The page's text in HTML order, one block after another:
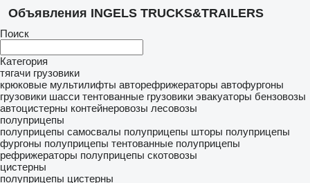
Объявления INGELS TRUCKS&TRAILERS
Поиск
Категория
тягачи грузовики
крюковые мультилифты авторефрижераторы автофургоны
грузовики шасси тентованные грузовики эвакуаторы бензовозы
автоцистерны контейнеровозы лесовозы
полуприцепы
полуприцепы самосвалы полуприцепы шторы полуприцепы
фургоны полуприцепы тентованные полуприцепы
рефрижераторы полуприцепы скотовозы
цистерны
полуприцепы цистерны